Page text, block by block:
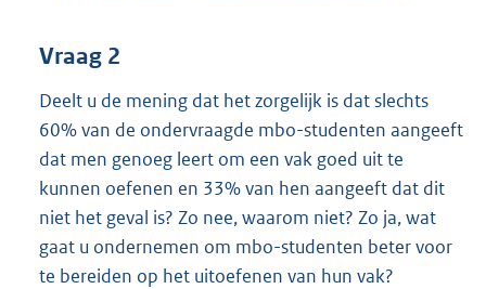
Vraag 2
Deelt u de mening dat het zorgelijk is dat slechts
60% van de ondervraagde mbo-studenten aangeeft
dat men genoeg leert om een vak goed uit te
kunnen oefenen en 33% van hen aangeeft dat dit
niet het geval is? Zo nee, waarom niet? Zo ja, wat
gaat u ondernemen om mbo-studenten beter voor
te bereiden op het uitoefenen van hun vak?